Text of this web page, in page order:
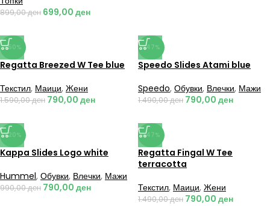
899,00ден 699,00 ден
-50%
Regatta Breezed W Tee blue
Текстил, Маици, Жени
1.590,00ден 790,00 ден
-47%
Speedo Slides Atami blue
Speedo, Обувки, Влечки, Мажи
1.490,00ден 790,00 ден
-20%
Kappa Slides Logo white
Hummel, Обувки, Влечки, Мажи
990,00ден 790,00 ден
-47%
Regatta Fingal W Tee
terracotta
Текстил, Маици, Жени
1.490,00ден 790,00 ден